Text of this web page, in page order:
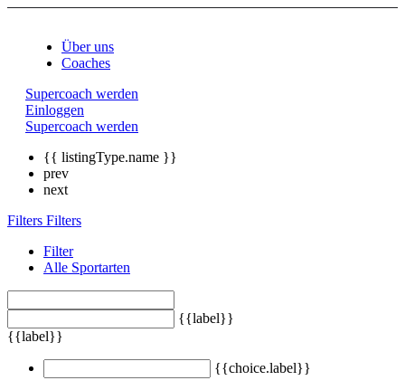
Über uns
Coaches
Supercoach werden
Einloggen
Supercoach werden
{{ listingType.name }}
prev
next
Filters Filters
Filter
Alle Sportarten
{{label}}
{{label}}
{{choice.label}}